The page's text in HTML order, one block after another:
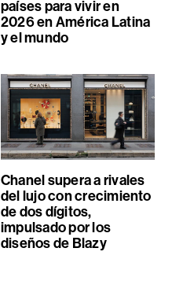
países para vivir en
2026 en América Latina
y el mundo
Chanel supera a rivales
del lujo con crecimiento
de dos dígitos,
impulsado por los
diseños de Blazy